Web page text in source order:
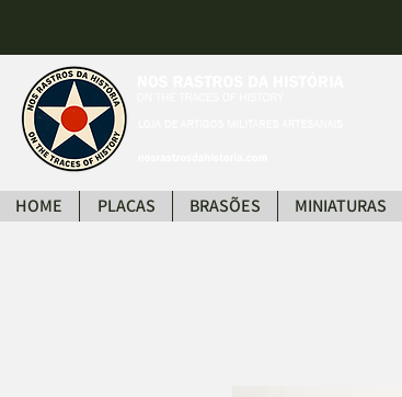
HOME PLACAS BRASÕES MINIATURAS